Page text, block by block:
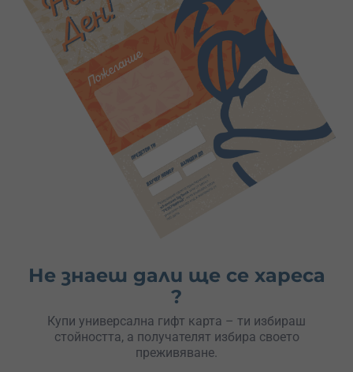
Не знаеш дали ще се хареса
?
Купи универсална гифт карта – ти избираш
стойността, а получателят избира своето
преживяване.